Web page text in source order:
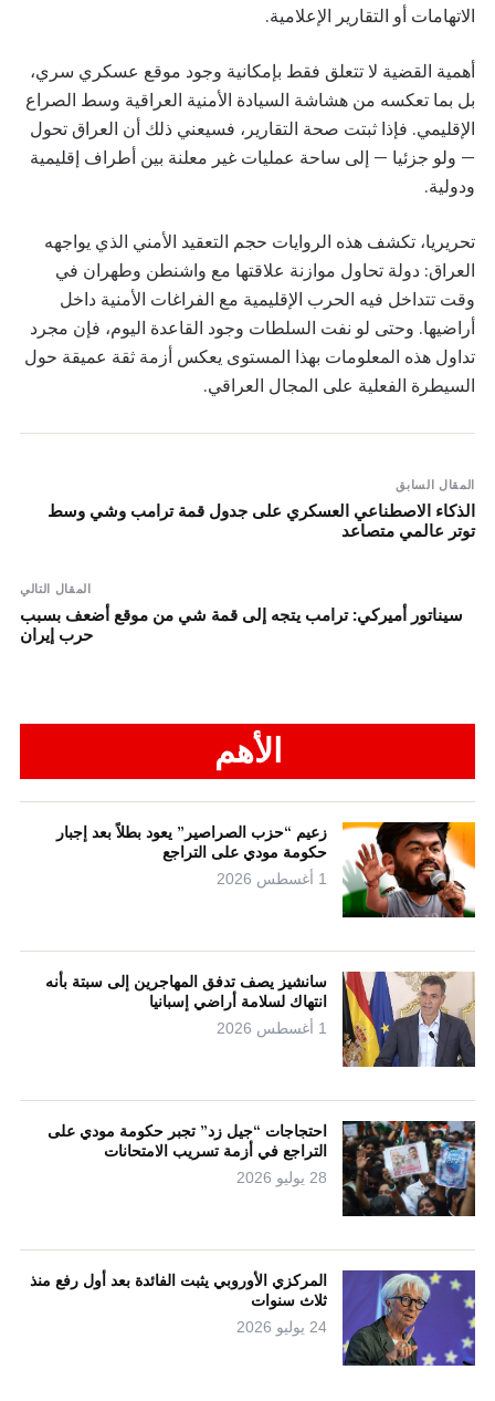
الاتهامات أو التقارير الإعلامية.
أهمية القضية لا تتعلق فقط بإمكانية وجود موقع عسكري سري،
بل بما تعكسه من هشاشة السيادة الأمنية العراقية وسط الصراع
الإقليمي. فإذا ثبتت صحة التقارير، فسيعني ذلك أن العراق تحول
— ولو جزئيا — إلى ساحة عمليات غير معلنة بين أطراف إقليمية
ودولية.
تحريريا، تكشف هذه الروايات حجم التعقيد الأمني الذي يواجهه
العراق: دولة تحاول موازنة علاقتها مع واشنطن وطهران في
وقت تتداخل فيه الحرب الإقليمية مع الفراغات الأمنية داخل
أراضيها. وحتى لو نفت السلطات وجود القاعدة اليوم، فإن مجرد
تداول هذه المعلومات بهذا المستوى يعكس أزمة ثقة عميقة حول
السيطرة الفعلية على المجال العراقي.
المقال السابق
الذكاء الاصطناعي العسكري على جدول قمة ترامب وشي وسط
توتر عالمي متصاعد
المقال التالي
سيناتور أميركي: ترامب يتجه إلى قمة شي من موقع أضعف بسبب
حرب إيران
الأهم
زعيم “حزب الصراصير” يعود بطلاً بعد إجبار
حكومة مودي على التراجع
1 أغسطس 2026
سانشيز يصف تدفق المهاجرين إلى سبتة بأنه
انتهاك لسلامة أراضي إسبانيا
1 أغسطس 2026
احتجاجات “جيل زد” تجبر حكومة مودي على
التراجع في أزمة تسريب الامتحانات
28 يوليو 2026
المركزي الأوروبي يثبت الفائدة بعد أول رفع منذ
ثلاث سنوات
24 يوليو 2026